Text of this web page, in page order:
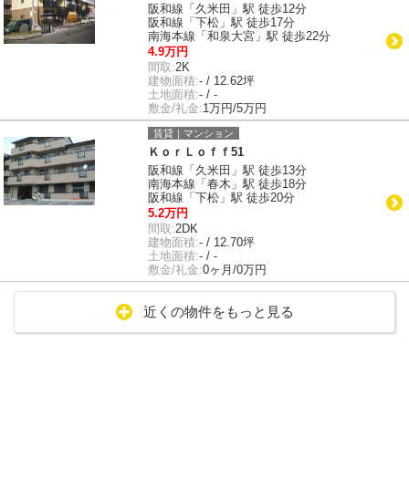
阪和線「久米田」駅 徒歩12分
阪和線「下松」駅 徒歩17分
南海本線「和泉大宮」駅 徒歩22分
4.9万円
間取:2K
建物面積:- / 12.62坪
土地面積:- / -
敷金/礼金:1万円/5万円
賃貸｜マンション
ＫｏｒＬｏｆｆ51
阪和線「久米田」駅 徒歩13分
南海本線「春木」駅 徒歩18分
阪和線「下松」駅 徒歩20分
5.2万円
間取:2DK
建物面積:- / 12.70坪
土地面積:- / -
敷金/礼金:0ヶ月/0万円
近くの物件をもっと見る